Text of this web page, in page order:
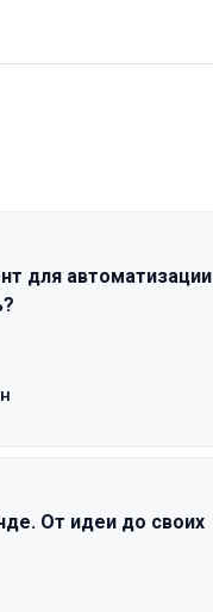
для автоматизации
От идеи до своих